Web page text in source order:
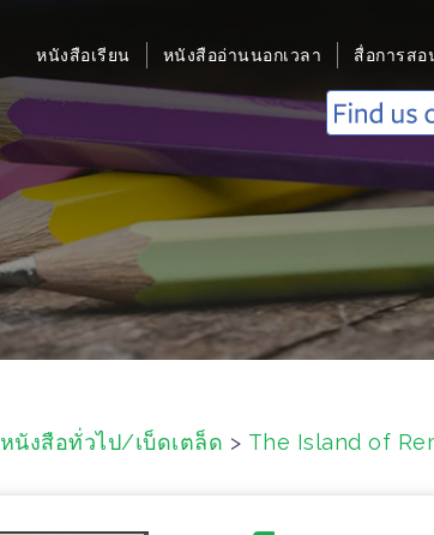
หนังสือเรียน หนังสืออ่านนอกเวลา สื่อการสอ
หนังสือทั่วไป/เบ็ดเตล็ด > The Island of